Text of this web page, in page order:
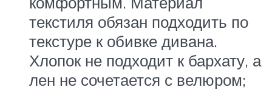
текстиля обязан подходить по
текстуре к обивке дивана.
Хлопок не подходит к бархату, а
лен не сочетается с велюром;